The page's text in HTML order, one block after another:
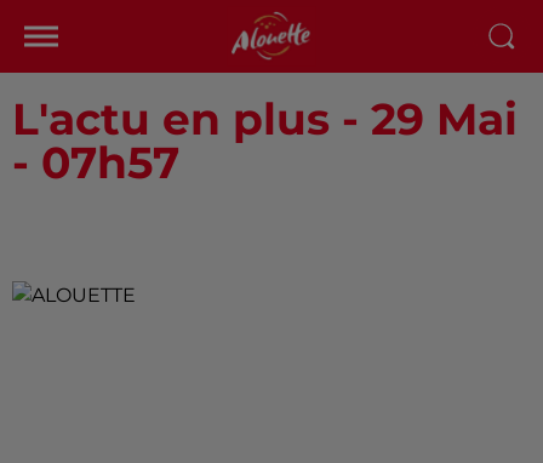
L'actu en plus - 29 Mai
- 07h57